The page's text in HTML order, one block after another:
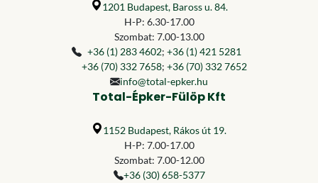
1201 Budapest, Baross u. 84.
H-P: 6.30-17.00
Szombat: 7.00-13.00
+36 (1) 283 4602; +36 (1) 421 5281
+36 (70) 332 7658; +36 (70) 332 7652
info@total-epker.hu
Total-Épker-Fülöp Kft
1152 Budapest, Rákos út 19.
H-P: 7.00-17.00
Szombat: 7.00-12.00
+36 (30) 658-5377